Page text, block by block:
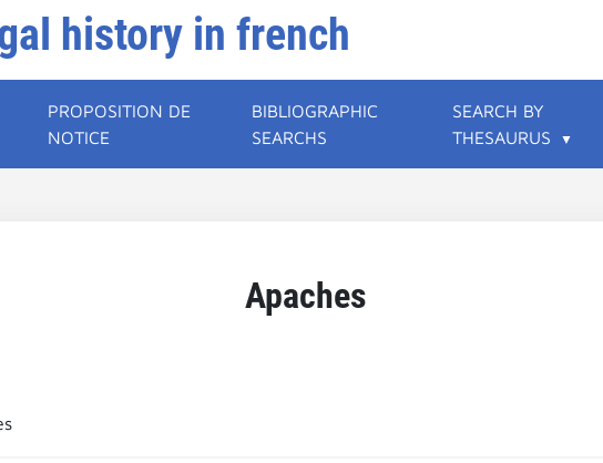
history in french
PROPOSITION DE
NOTICE
BIBLIOGRAPHIC
SEARCHS
SEARCH BY
THESAURUS
Apaches